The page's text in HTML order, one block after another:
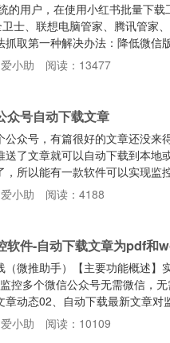
的用户，在使用小红书批量下
士、联想电脑管家、腾讯管家
取第一种解决办法：降低微
取参数的：https://
书APP小程序，然后启动任务管
小助 阅读：13477
众号自动下载文章
众号，有篇很好的文章还没
了文章就可以自动下载到本
所以能有一款软件可以实现监
推助手就可以解决我们这个问
到的文章可以自动下载html、
小助 阅读：4188
软件-自动下载文章为pdf和
微推助手）【主要功能概述】
控多个微信公众号无需微信，
动态02、自动下载最新文章
可以同步到本地电脑03、无感
查询文章更方便，支持按时间筛
小助 阅读：10109